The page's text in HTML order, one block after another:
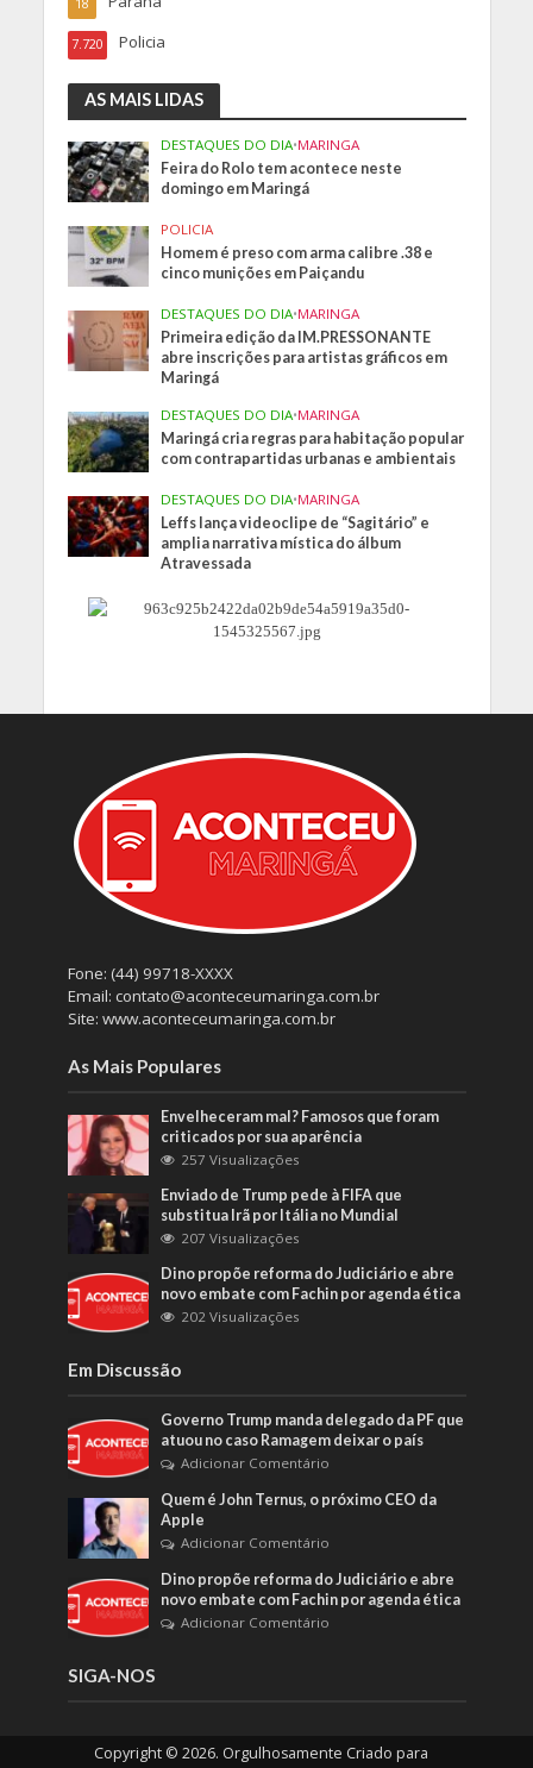
18
Policia
7.720
AS MAIS LIDAS
DESTAQUES DO DIA•MARINGA
Feira do Rolo tem acontece neste
domingo em Maringá
POLICIA
Homem é preso com arma calibre .38 e
cinco munições em Paiçandu
DESTAQUES DO DIA•MARINGA
Primeira edição da IM.PRESSONANTE
abre inscrições para artistas gráficos em
Maringá
DESTAQUES DO DIA•MARINGA
Maringá cria regras para habitação popular
com contrapartidas urbanas e ambientais
DESTAQUES DO DIA•MARINGA
Leffs lança videoclipe de “Sagitário” e
amplia narrativa mística do álbum
Atravessada
Fone: (44) 99718-XXXX
Email: contato@aconteceumaringa.com.br
Site: www.aconteceumaringa.com.br
As Mais Populares
Envelheceram mal? Famosos que foram
criticados por sua aparência
257 Visualizações
Enviado de Trump pede à FIFA que
substitua Irã por Itália no Mundial
207 Visualizações
Dino propõe reforma do Judiciário e abre
novo embate com Fachin por agenda ética
202 Visualizações
Em Discussão
Governo Trump manda delegado da PF que
atuou no caso Ramagem deixar o país
Adicionar Comentário
Quem é John Ternus, o próximo CEO da
Apple
Adicionar Comentário
Dino propõe reforma do Judiciário e abre
novo embate com Fachin por agenda ética
Adicionar Comentário
SIGA-NOS
Copyright © 2026. Orgulhosamente Criado para